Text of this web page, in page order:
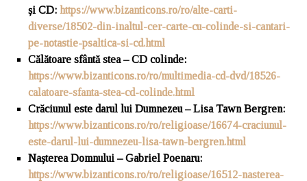
și CD: https://www.bizanticons.ro/ro/alte-carti-
diverse/18502-din-inaltul-cer-carte-cu-colinde-si-cantari-
pe-notastie-psaltica-si-cd.html
Călătoare sfântă stea – CD colinde:
https://www.bizanticons.ro/ro/multimedia-cd-dvd/18526-
calatoare-sfanta-stea-cd-colinde.html
Crăciunul este darul lui Dumnezeu – Lisa Tawn Bergren:
https://www.bizanticons.ro/ro/religioase/16674-craciunul-
este-darul-lui-dumnezeu-lisa-tawn-bergren.html
Nașterea Domnului – Gabriel Poenaru:
https://www.bizanticons.ro/ro/religioase/16512-nasterea-